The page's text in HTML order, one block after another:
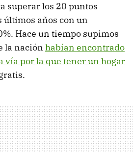
superar los 20 puntos
últimos años con un
Hace un tiempo supimos
la nación habían encontrado
vía por la que tener un hogar